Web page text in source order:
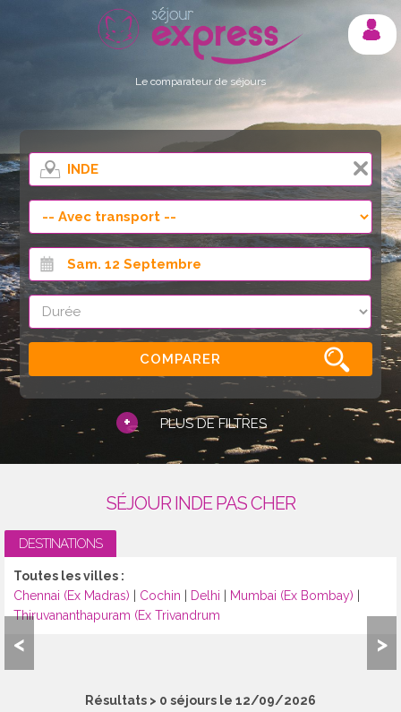
Le comparateur de séjours
Mon compte
COMPARER
+ PLUS DE FILTRES
SÉJOUR INDE PAS CHER
DESTINATIONS
Toutes les villes :
Chennai (Ex Madras)
Cochin Delhi Mumbai (Ex Bombay)
Thiruvananthapuram (Ex Trivandrum
< >
Résultats > 0 séjours le 12/09/2026